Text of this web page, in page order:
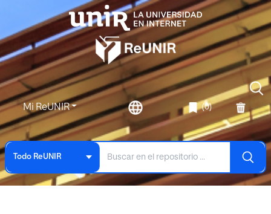
Mi ReUNIR (0)
Todo ReUNIR